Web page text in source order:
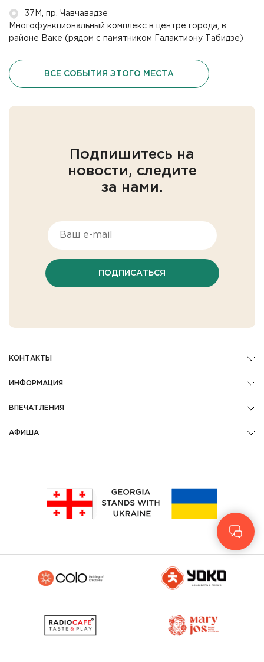
37М, пр. Чавчавадзе
Многофункциональный комплекс в центре города, в
районе Ваке (рядом с памятником Галактиону Табидзе)
ВСЕ СОБЫТИЯ ЭТОГО МЕСТА
Подпишитесь на
новости, следите
за нами.
ПОДПИСАТЬСЯ
КОНТАКТЫ
ИНФОРМАЦИЯ
ВПЕЧАТЛЕНИЯ
АФИША
Geo